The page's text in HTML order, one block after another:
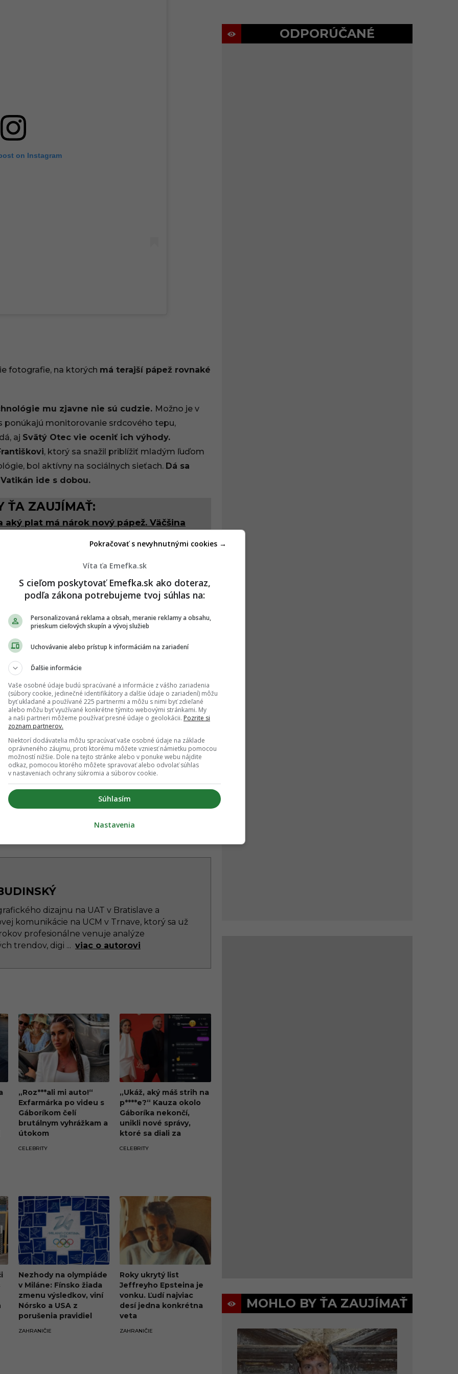
on Instagram
fotografie, na ktorých má terajší pápež rovnaké
mu zjavne nie sú cudzie. Možno je v
monitorovanie srdcového tepu,
aj Svätý Otec vie oceniť ich výhody.
, ktorý sa snažil priblížiť mladým ľuďom
bol aktívny na sociálnych sieťach. Dá sa
ide s dobou.
ŤA ZAUJÍMAŤ:
aký plat má nárok nový pápež. Väčšina
inú sumu
ĎALŠÍ ČLÁNOK
, OMŠA PÁPEŽ, PÁPEŽ LEV XIV.
ZDIEĽAŤ NA WHATSAPP
na Google Správy
žiadne dôležité novinky.
Sledovať
hviezdičku
dizajnu na UAT v Bratislave a
komunikácie na UCM v Trnave, ktorý sa už
profesionálne venuje analýze
trendov, digi ... viac o autorovi
„Roz***ali mi auto!“
Exfarmárka po videu s
Gáboríkom čelí
brutálnym vyhrážkam a
útokom
CELEBRITY
„Ukáž, aký máš strih na
p****e?“ Kauza okolo
Gáboríka nekončí,
unikli nové správy,
ktoré sa diali za
CELEBRITY
Nezhody na olympiáde
v Miláne: Fínsko žiada
zmenu výsledkov, viní
Nórsko a USA z
porušenia pravidiel
ZAHRANIČIE
Roky ukrytý list
Jeffreyho Epsteina je
vonku. Ľudí najviac
desí jedna konkrétna
veta
ZAHRANIČIE
ODPORÚČANÉ
MOHLO BY ŤA ZAUJÍMAŤ
Víta ťa Emefka.sk
S cieľom poskytovať Emefka.sk ako doteraz,
podľa zákona potrebujeme tvoj súhlas na:
Personalizovaná reklama a obsah, meranie reklamy a obsahu,
prieskum cieľových skupín a vývoj služieb
Uchovávanie alebo prístup k informáciám na zariadení
Ďalšie informácie
Vaše osobné údaje budú spracúvané a informácie z vášho zariadenia
(súbory cookie, jedinečné identifikátory a ďalšie údaje o zariadení) môžu
byť ukladané a používané 225 partnermi a môžu s nimi byť zdieľané
alebo môžu byť využívané konkrétne týmito webovými stránkami. My
a naši partneri môžeme používať presné údaje o geolokácii. Pozrite si
zoznam partnerov.
Niektorí dodávatelia môžu spracúvať vaše osobné údaje na základe
oprávneného záujmu, proti ktorému môžete vzniesť námietku pomocou
možností nižšie. Dole na tejto stránke alebo v ponuke webu nájdite
odkaz, pomocou ktorého môžete spravovať alebo odvolať súhlas
v nastaveniach ochrany súkromia a súborov cookie.
Súhlasím
Pokračovať s nevyhnutnými cookies →
Nastavenia